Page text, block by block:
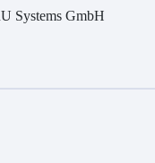
Systems GmbH